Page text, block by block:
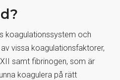
koagulationssystem och
vissa koagulationsfaktorer,
samt fibrinogen, som är
koagulera på rätt